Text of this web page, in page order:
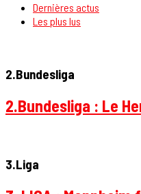
Dernières actus
Les plus lus
2.Bundesliga
2.Bundesliga : Le
3.Liga